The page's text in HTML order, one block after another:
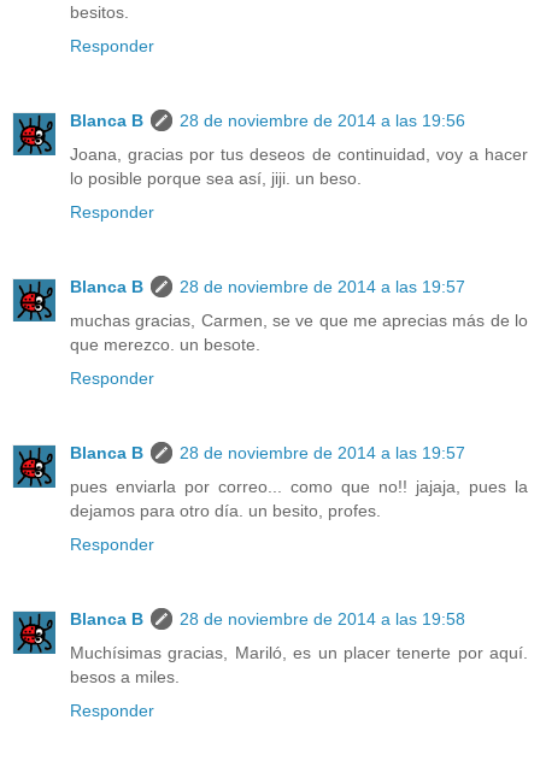
besitos.
Responder
Blanca B
28 de noviembre de 2014 a las 19:56
Joana, gracias por tus deseos de continuidad, voy a hacer
lo posible porque sea así, jiji. un beso.
Responder
Blanca B
28 de noviembre de 2014 a las 19:57
muchas gracias, Carmen, se ve que me aprecias más de lo
que merezco. un besote.
Responder
Blanca B
28 de noviembre de 2014 a las 19:57
pues enviarla por correo... como que no!! jajaja, pues la
dejamos para otro día. un besito, profes.
Responder
Blanca B
28 de noviembre de 2014 a las 19:58
Muchísimas gracias, Mariló, es un placer tenerte por aquí.
besos a miles.
Responder